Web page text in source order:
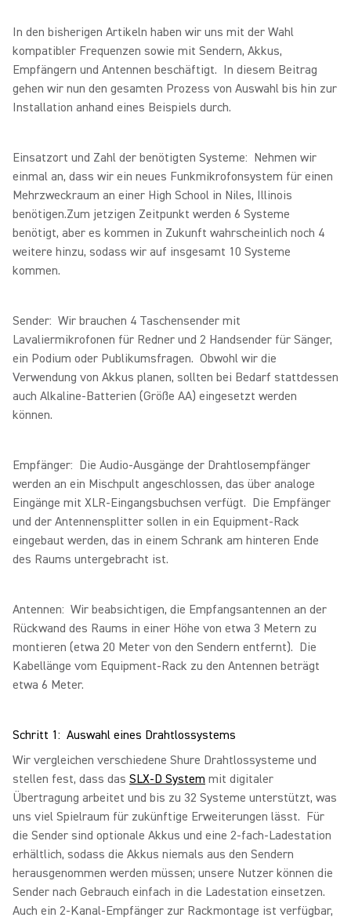
In den bisherigen Artikeln haben wir uns mit der Wahl
kompatibler Frequenzen sowie mit Sendern, Akkus,
Empfängern und Antennen beschäftigt. In diesem Beitrag
gehen wir nun den gesamten Prozess von Auswahl bis hin zur
Installation anhand eines Beispiels durch.
Einsatzort und Zahl der benötigten Systeme: Nehmen wir
einmal an, dass wir ein neues Funkmikrofonsystem für einen
Mehrzweckraum an einer High School in Niles, Illinois
benötigen.Zum jetzigen Zeitpunkt werden 6 Systeme
benötigt, aber es kommen in Zukunft wahrscheinlich noch 4
weitere hinzu, sodass wir auf insgesamt 10 Systeme
kommen.
Sender: Wir brauchen 4 Taschensender mit
Lavaliermikrofonen für Redner und 2 Handsender für Sänger,
ein Podium oder Publikumsfragen. Obwohl wir die
Verwendung von Akkus planen, sollten bei Bedarf stattdessen
auch Alkaline-Batterien (Größe AA) eingesetzt werden
können.
Empfänger: Die Audio-Ausgänge der Drahtlosempfänger
werden an ein Mischpult angeschlossen, das über analoge
Eingänge mit XLR-Eingangsbuchsen verfügt. Die Empfänger
und der Antennensplitter sollen in ein Equipment-Rack
eingebaut werden, das in einem Schrank am hinteren Ende
des Raums untergebracht ist.
Antennen: Wir beabsichtigen, die Empfangsantennen an der
Rückwand des Raums in einer Höhe von etwa 3 Metern zu
montieren (etwa 20 Meter von den Sendern entfernt). Die
Kabellänge vom Equipment-Rack zu den Antennen beträgt
etwa 6 Meter.
Schritt 1: Auswahl eines Drahtlossystems
Wir vergleichen verschiedene Shure Drahtlossysteme und
stellen fest, dass das SLX-D System mit digitaler
Übertragung arbeitet und bis zu 32 Systeme unterstützt, was
uns viel Spielraum für zukünftige Erweiterungen lässt. Für
die Sender sind optionale Akkus und eine 2-fach-Ladestation
erhältlich, sodass die Akkus niemals aus den Sendern
herausgenommen werden müssen; unsere Nutzer können die
Sender nach Gebrauch einfach in die Ladestation einsetzen.
Auch ein 2-Kanal-Empfänger zur Rackmontage ist verfügbar,